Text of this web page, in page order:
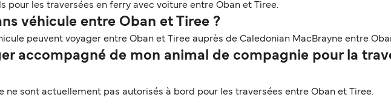
pour les traversées en ferry avec voiture entre Oban et Tiree.
véhicule entre Oban et Tiree ?
peuvent voyager entre Oban et Tiree auprès de Caledonian MacBrayne entre
accompagné de mon animal de compagnie pour la
ne sont actuellement pas autorisés à bord pour les traversées entre Oban et Tiree.